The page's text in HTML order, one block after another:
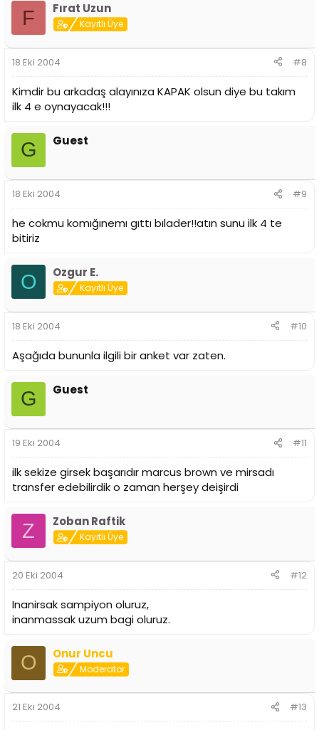
F Fırat Uzun
Kayıtlı Üye
18 Eki 2004 #8
Kimdir bu arkadaş alayınıza KAPAK olsun diye bu takım
ilk 4 e oynayacak!!!
G Guest
18 Eki 2004 #9
he cokmu komığınemı gıttı bılader!!atın sunu ilk 4 te
bitiriz
O Ozgur E.
Kayıtlı Üye
18 Eki 2004 #10
Aşağıda bununla ilgili bir anket var zaten.
G Guest
19 Eki 2004 #11
ilk sekize girsek başarıdır marcus brown ve mirsadı
transfer edebilirdik o zaman herşey deişirdi
Z Zoban Raftik
Kayıtlı Üye
20 Eki 2004 #12
Inanirsak sampiyon oluruz,
inanmassak uzum bagi oluruz.
O Onur Uncu
Moderator
21 Eki 2004 #13